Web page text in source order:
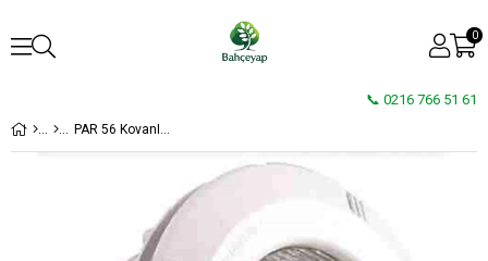
0
📞 0216 766 51 61
PAR 56 KovanIı Havuz Lambası 300W